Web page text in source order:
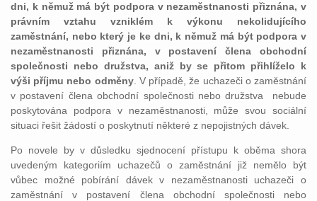
dni, k němuž má být podpora v nezaměstnanosti přiznána, v
právním vztahu vzniklém k výkonu nekolidujícího
zaměstnání, nebo který je ke dni, k němuž má být podpora v
nezaměstnanosti přiznána, v postavení člena obchodní
společnosti nebo družstva, aniž by se přitom přihlíželo k
výši příjmu nebo odměny. V případě, že uchazeči o zaměstnání
v postavení člena obchodní společnosti nebo družstva nebude
poskytována podpora v nezaměstnanosti, může svou sociální
situaci řešit žádostí o poskytnutí některé z nepojistných dávek.
Po novele by v důsledku sjednocení přístupu k oběma shora
uvedeným kategoriím uchazečů o zaměstnání již nemělo být
vůbec možné pobírání dávek v nezaměstnanosti uchazeči o
zaměstnání v postavení člena obchodní společnosti nebo